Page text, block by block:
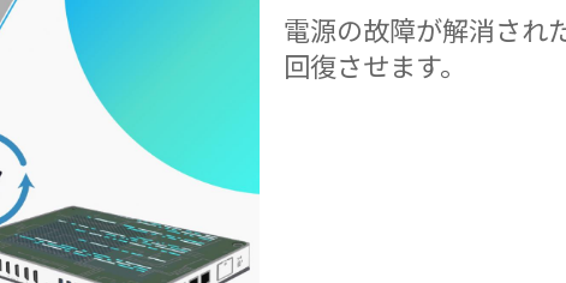
電源の故障が解消され
回復させます。